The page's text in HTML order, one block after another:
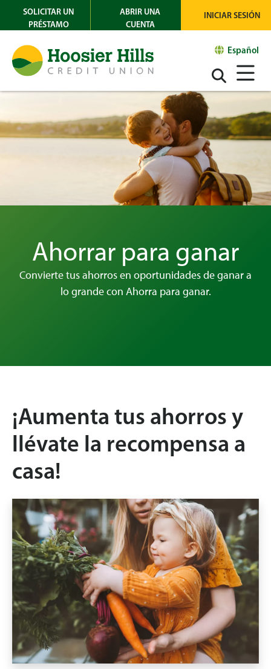
SOLICITAR UN
PRÉSTAMO
ABRIR UNA
CUENTA
INICIAR SESIÓN
Español
Ahorrar para ganar
Convierte tus ahorros en oportunidades de ganar a
lo grande con Ahorra para ganar.
¡Aumenta tus ahorros y
llévate la recompensa a
casa!